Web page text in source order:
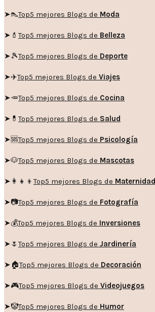
➤👠Top5 mejores Blogs de Moda
➤💄Top5 mejores Blogs de Belleza
➤🎾Top5 mejores Blogs de Deporte
➤✈️Top5 mejores Blogs de Viajes
➤🥕Top5 mejores Blogs de Cocina
➤💊Top5 mejores Blogs de Salud
➤🆘Top5 mejores Blogs de Psicología
➤🐶Top5 mejores Blogs de Mascotas
➤👩‍👧‍👦Top5 mejores Blogs de Maternidad
➤📷Top5 mejores Blogs de Fotografía
➤💰Top5 mejores Blogs de Inversiones
➤🌷Top5 mejores Blogs de Jardinería
➤🏠Top5 mejores Blogs de Decoración
➤🎮Top5 mejores Blogs de Videojuegos
➤🤡Top5 mejores Blogs de Humor